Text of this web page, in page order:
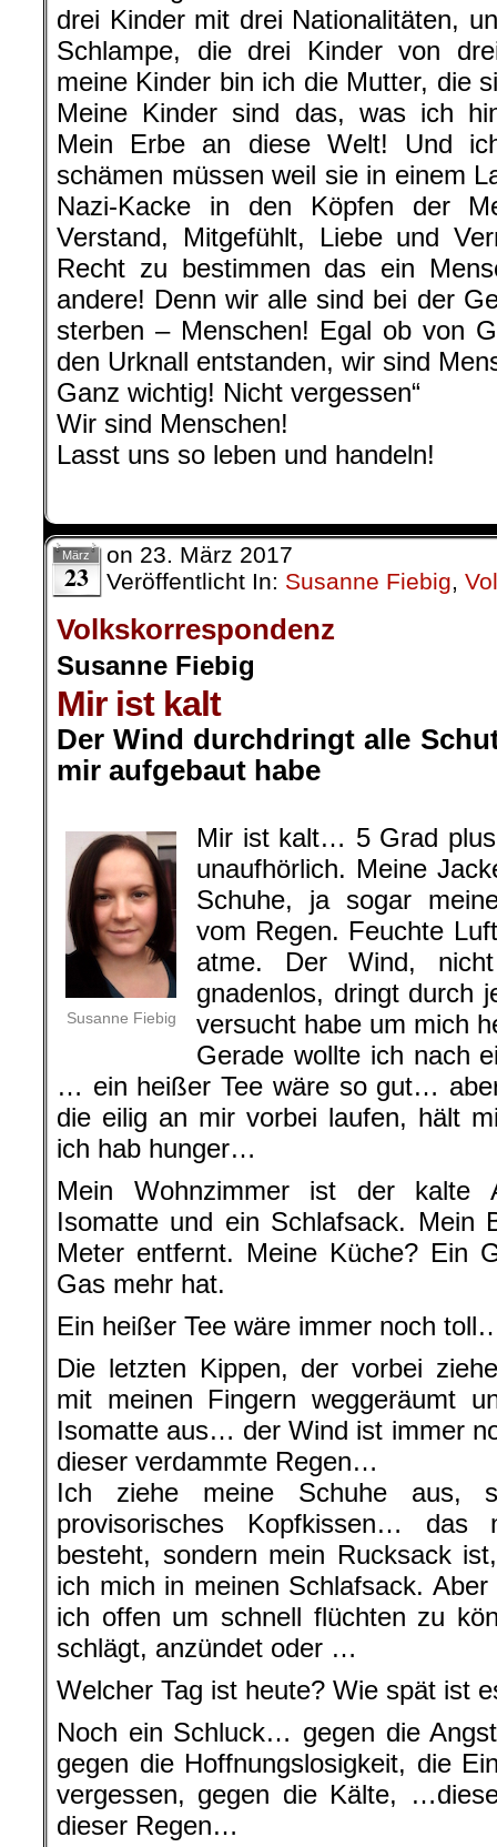
drei Kinder mit drei Nationalitäten,
Schlampe, die drei Kinder von
meine Kinder bin ich die Mutter, die
Meine Kinder sind das, was ich
Mein Erbe an diese Welt! Und
schämen müssen weil sie in einem
Nazi-Kacke in den Köpfen der
Verstand, Mitgefühlt, Liebe und
Recht zu bestimmen das ein
andere! Denn wir alle sind bei der
sterben – Menschen! Egal ob von
den Urknall entstanden, wir sind
Ganz wichtig! Nicht vergessen“
Wir sind Menschen!
Lasst uns so leben und handeln!
März
23
on 23. März 2017
Veröffentlicht In: Susanne Fiebig,
Volkskorrespondenz
Susanne Fiebig
Mir ist kalt
Der Wind durchdringt alle
mir aufgebaut habe
Susanne Fiebig
Mir ist kalt… 5 Grad
unaufhörlich. Meine
Schuhe, ja sogar
vom Regen. Feuchte
atme. Der Wind,
gnadenlos, dringt durch
versucht habe um mich
Gerade wollte ich nach
… ein heißer Tee wäre so gut…
die eilig an mir vorbei laufen, hält
ich hab hunger…
Mein Wohnzimmer ist der kalte
Isomatte und ein Schlafsack. Mein
Meter entfernt. Meine Küche? Ein
Gas mehr hat.
Ein heißer Tee wäre immer noch
Die letzten Kippen, der vorbei
mit meinen Fingern weggeräumt
Isomatte aus… der Wind ist immer
dieser verdammte Regen…
Ich ziehe meine Schuhe aus,
provisorisches Kopfkissen… das
besteht, sondern mein Rucksack
ich mich in meinen Schlafsack.
ich offen um schnell flüchten zu
schlägt, anzündet oder …
Welcher Tag ist heute? Wie spät ist
Noch ein Schluck… gegen die
gegen die Hoffnungslosigkeit, die
vergessen, gegen die Kälte,
dieser Regen…